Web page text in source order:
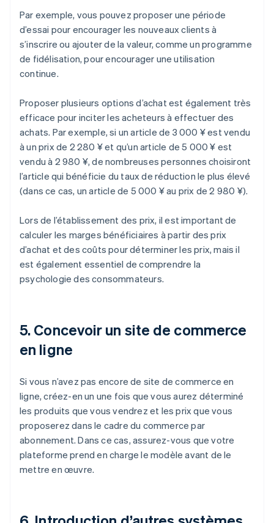
Par exemple, vous pouvez proposer une période
d’essai pour encourager les nouveaux clients à
s’inscrire ou ajouter de la valeur, comme un programme
de fidélisation, pour encourager une utilisation
continue.
Proposer plusieurs options d’achat est également très
efficace pour inciter les acheteurs à effectuer des
achats. Par exemple, si un article de 3 000 ¥ est vendu
à un prix de 2 280 ¥ et qu’un article de 5 000 ¥ est
vendu à 2 980 ¥, de nombreuses personnes choisiront
l’article qui bénéficie du taux de réduction le plus élevé
(dans ce cas, un article de 5 000 ¥ au prix de 2 980 ¥).
Lors de l’établissement des prix, il est important de
calculer les marges bénéficiaires à partir des prix
d’achat et des coûts pour déterminer les prix, mais il
est également essentiel de comprendre la
psychologie des consommateurs.
5. Concevoir un site de commerce
en ligne
Si vous n’avez pas encore de site de commerce en
ligne, créez-en un une fois que vous aurez déterminé
les produits que vous vendrez et les prix que vous
proposerez dans le cadre du commerce par
abonnement. Dans ce cas, assurez-vous que votre
plateforme prend en charge le modèle avant de le
mettre en œuvre.